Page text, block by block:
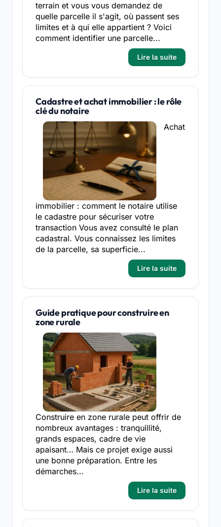
terrain et vous vous demandez de
quelle parcelle il s'agit, où passent ses
limites et à qui elle appartient ? Voici
comment identifier une parcelle...
Lire la suite
Cadastre et achat immobilier : le rôle
clé du notaire
Achat
immobilier : comment le notaire utilise
le cadastre pour sécuriser votre
transaction Vous avez consulté le plan
cadastral. Vous connaissez les limites
de la parcelle, sa superficie...
Lire la suite
Guide pratique pour construire en
zone rurale
Construire en zone rurale peut offrir de
nombreux avantages : tranquillité,
grands espaces, cadre de vie
apaisant… Mais ce projet exige aussi
une bonne préparation. Entre les
démarches...
Lire la suite